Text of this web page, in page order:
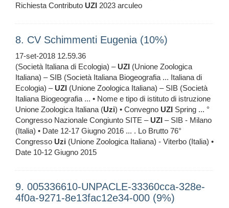
Richiesta Contributo UZI 2023 arculeo
8. CV Schimmenti Eugenia (10%)
17-set-2018 12.59.36
(Società Italiana di Ecologia) – UZI (Unione Zoologica
Italiana) – SIB (Società Italiana Biogeografia ... Italiana di
Ecologia) – UZI (Unione Zoologica Italiana) – SIB (Società
Italiana Biogeografia ... • Nome e tipo di istituto di istruzione
Unione Zoologica Italiana (Uzi) • Convegno UZI Spring ... °
Congresso Nazionale Congiunto SITE – UZI – SIB - Milano
(Italia) • Date 12-17 Giugno 2016 ... . Lo Brutto 76°
Congresso Uzi (Unione Zoologica Italiana) - Viterbo (Italia) •
Date 10-12 Giugno 2015
9. 005336610-UNPACLE-33360cca-328e-
4f0a-9271-8e13fac12e34-000 (9%)